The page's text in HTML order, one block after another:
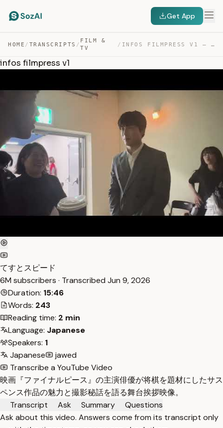
Get App
HOME / TRANSCRIPTS /
FILM &
TV
/ INFOS FILMPRESS V1 — TRANSCRIPT
infos filmpress v1
てすとスピード
6M subscribers · Transcribed Jun 9, 2026
Duration: 15:46
Words: 243
Reading time: 2 min
Language: Japanese
Speakers: 1
Japanese
jawed
Transcribe a YouTube Video
映画『ファイナルピース』の主演俳優が将棋を題材にしたサス
ペンス作品の魅力と撮影秘話を語る舞台挨拶映像。
Transcript
Ask Summary
Questions
Ask about this video. Answers come from its transcript only